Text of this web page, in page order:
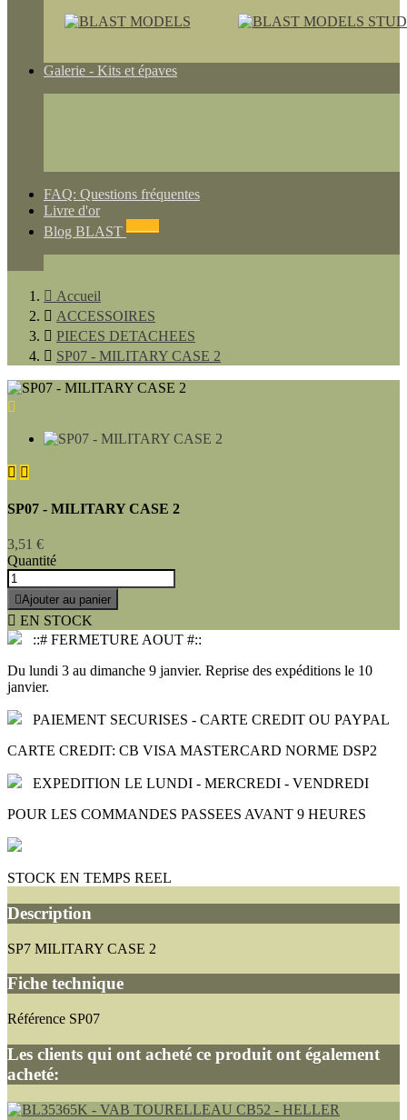
Galerie - Kits et épaves
FAQ: Questions fréquentes
Livre d'or
Blog BLAST
 Accueil
 ACCESSOIRES
 PIECES DETACHEES
 SP07 - MILITARY CASE 2

 
SP07 - MILITARY CASE 2
3,51 €
Quantité
Ajouter au panier
 EN STOCK
::# FERMETURE AOUT #::
Du lundi 3 au dimanche 9 janvier. Reprise des expéditions le 10
janvier.
PAIEMENT SECURISES - CARTE CREDIT OU PAYPAL
CARTE CREDIT: CB VISA MASTERCARD NORME DSP2
EXPEDITION LE LUNDI - MERCREDI - VENDREDI
POUR LES COMMANDES PASSEES AVANT 9 HEURES
STOCK EN TEMPS REEL
Description
SP7 MILITARY CASE 2
Fiche technique
Référence SP07
Les clients qui ont acheté ce produit ont également
acheté: